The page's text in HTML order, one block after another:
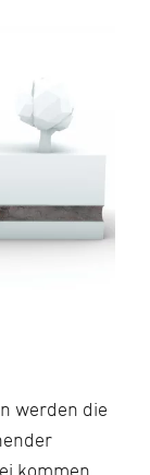
werden die
kommen